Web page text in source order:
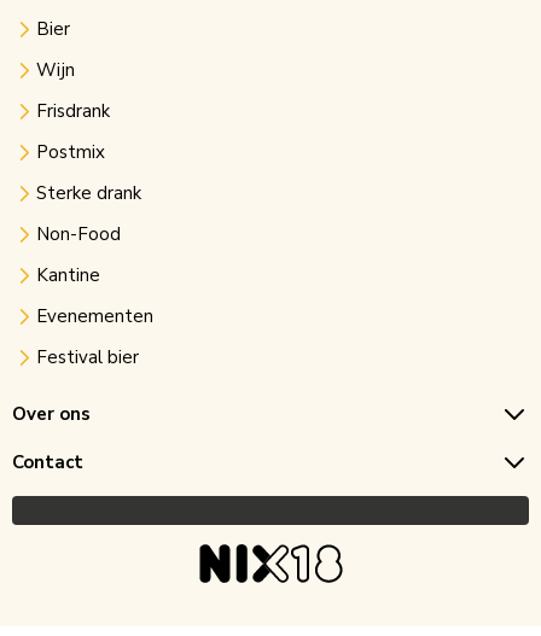
Bier
Wijn
Frisdrank
Postmix
Sterke drank
Non-Food
Kantine
Evenementen
Festival bier
Over ons
Contact